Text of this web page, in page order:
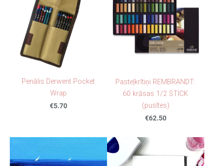
Penālis Derwent Pocket
Wrap
€5.70
Pasteļkrītiņi REMBRANDT:
60 krāsas 1/2 STICK
(pusītes)
€62.50